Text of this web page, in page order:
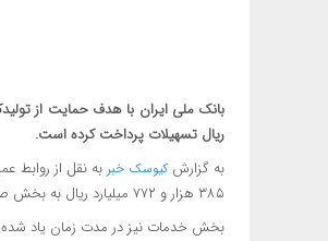
ریال تسهیلات پرداخت کرده است.
به گزارش کیوسک خبر
۳۸۵ هزار و ۷۷۲ میلیارد ریال به بخش صنعت و معدن اعطا کرده است.
بخش خدمات نیز در مدت زمان یاد شده ۲۷۸ هزار و ۲۲ فقره وام به ارزش ۲۴۴ هزار و ۵۸۲ میلیارد ریال دریافت کرده است.